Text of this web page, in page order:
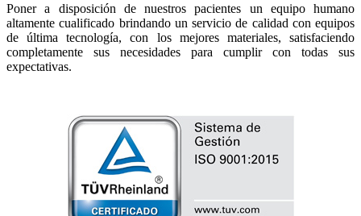
Poner a disposición de nuestros pacientes un equipo humano
altamente cualificado brindando un servicio de calidad con equipos
de última tecnología, con los mejores materiales, satisfaciendo
completamente sus necesidades para cumplir con todas sus
expectativas.